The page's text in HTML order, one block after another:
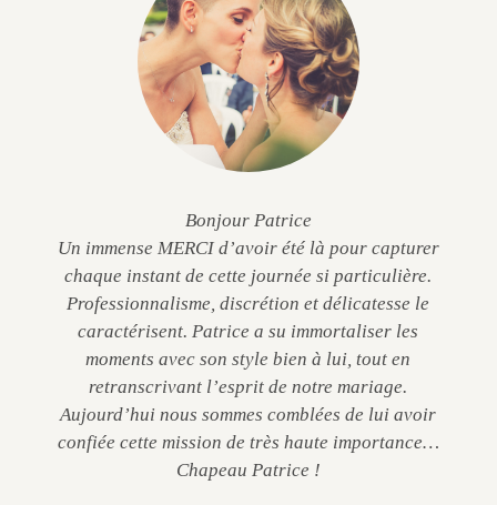
Bonjour Patrice
Un immense MERCI d’avoir été là pour capturer
chaque instant de cette journée si particulière.
Professionnalisme, discrétion et délicatesse le
caractérisent. Patrice a su immortaliser les
moments avec son style bien à lui, tout en
retranscrivant l’esprit de notre mariage.
Aujourd’hui nous sommes comblées de lui avoir
confiée cette mission de très haute importance…
Chapeau Patrice !